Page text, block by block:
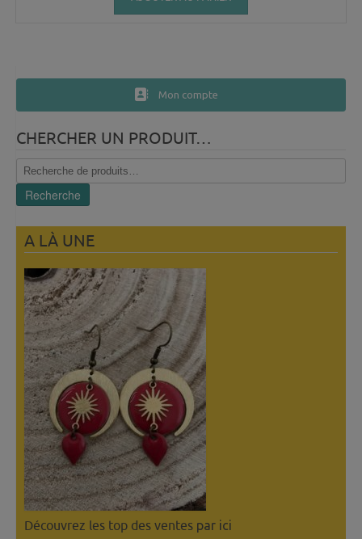
Mon compte
CHERCHER UN PRODUIT…
Recherche
pour :
Recherche
A LÀ UNE
Découvrez les top des ventes par ici